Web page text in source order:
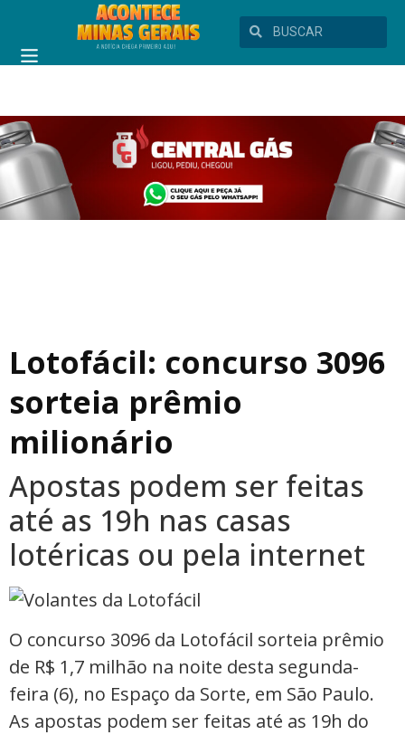
Lotofácil: concurso 3096
sorteia prêmio
milionário
Apostas podem ser feitas
até as 19h nas casas
lotéricas ou pela internet
O concurso 3096 da Lotofácil sorteia prêmio
de R$ 1,7 milhão na noite desta segunda-
feira (6), no Espaço da Sorte, em São Paulo.
As apostas podem ser feitas até as 19h do